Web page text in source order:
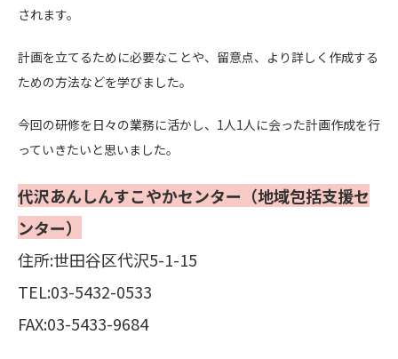
されます。
計画を立てるために必要なことや、留意点、より詳しく作成する
ための方法などを学びました。
今回の研修を日々の業務に活かし、1人1人に会った計画作成を行
っていきたいと思いました。
代沢あんしんすこやかセンター（地域包括支援セ
ンター）
住所:世田谷区代沢5-1-15
TEL:03-5432-0533
FAX:03-5433-9684